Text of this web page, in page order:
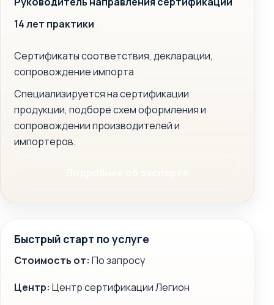
14 лет практики
Сертификаты соответствия, декларации,
сопровождение импорта
Специализируется на сертификации
продукции, подборе схем оформления и
сопровождении производителей и
импортеров.
Быстрый старт по услуге
Стоимость от: По запросу
Центр: Центр сертификации Легион